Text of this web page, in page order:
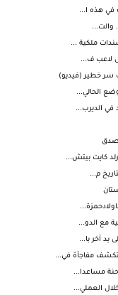
في هذه ا...
والت...
ملكية ...
لاعب ف...
خطير (فيديو)
الحالي...
في الديرب...
م...
مع الدو...
آخر با...
مفاجأة في...
العملي...